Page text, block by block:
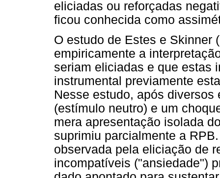
eliciadas ou reforçadas
ficou conhecida como
O estudo de Estes e Skinner
empiricamente a
seriam eliciadas e que estas
instrumental previamente
Nesse estudo, após
(estímulo neutro) e um
mera apresentação isolada
suprimiu parcialmente a
observada pela eliciação de
incompatíveis ("ansiedade")